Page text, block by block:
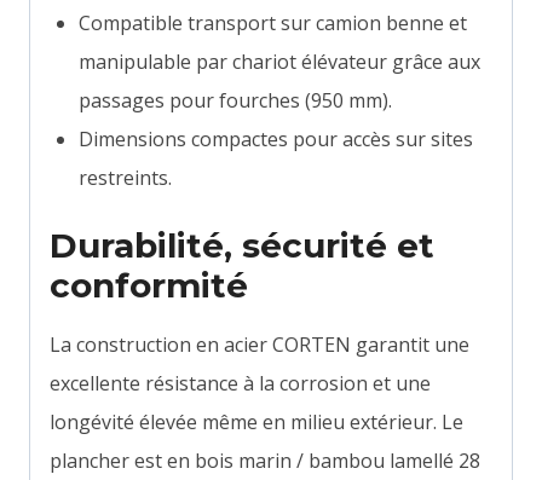
Compatible transport sur camion benne et
manipulable par chariot élévateur grâce aux
passages pour fourches (950 mm).
Dimensions compactes pour accès sur sites
restreints.
Durabilité, sécurité et
conformité
La construction en acier CORTEN garantit une
excellente résistance à la corrosion et une
longévité élevée même en milieu extérieur. Le
plancher est en bois marin / bambou lamellé 28